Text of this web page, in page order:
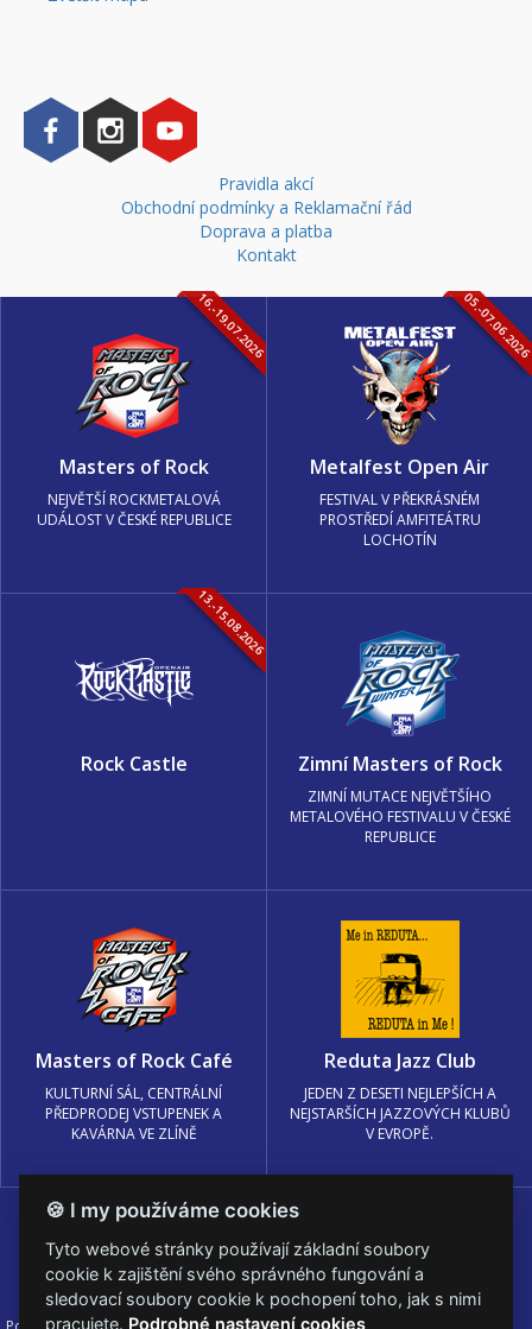
Pravidla akcí
Obchodní podmínky a Reklamační řád
Doprava a platba
Kontakt
16.-19.07.2026
Masters of Rock
NEJVĚTŠÍ ROCKMETALOVÁ
UDÁLOST V ČESKÉ REPUBLICE
05.-
Metalfest Open Air
FESTIVAL V PŘEKRÁSNÉM
PROSTŘEDÍ AMFITEÁTRU
LOCHOTÍN
13.-15.08.2026
Rock Castle Zimní Masters of Rock
ZIMNÍ MUTACE NEJVĚTŠÍHO
METALOVÉHO FESTIVALU V ČESKÉ
REPUBLICE
Masters of Rock Café
KULTURNÍ SÁL, CENTRÁLNÍ
PŘEDPRODEJ VSTUPENEK A
KAVÁRNA VE ZLÍNĚ
Reduta Jazz Club
JEDEN Z DESETI NEJLEPŠÍCH A
NEJSTARŠÍCH JAZZOVÝCH KLUBŮ
V EVROPĚ.
🍪 I my používáme cookies
Tyto webové stránky používají základní soubory
cookie k zajištění svého správného fungování a
sledovací soubory cookie k pochopení toho, jak s nimi
pracujete. Podrobné nastavení cookies